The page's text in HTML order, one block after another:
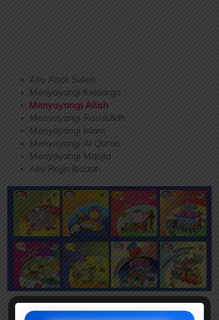
Aku Anak Saleh
Menyayangi Keluarga
Menyayangi Allah
Menyayangi Rasulullah
Menyayangi Islam
Menyayangi Al Quran
Menyayangi Masjid
Aku Rajin Ibadah